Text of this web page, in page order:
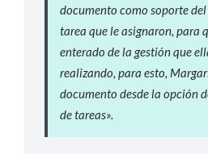
documento como soporte
tarea que le asignaron, para
enterado de la gestión que
realizando, para esto,
documento desde la opción
de tareas».